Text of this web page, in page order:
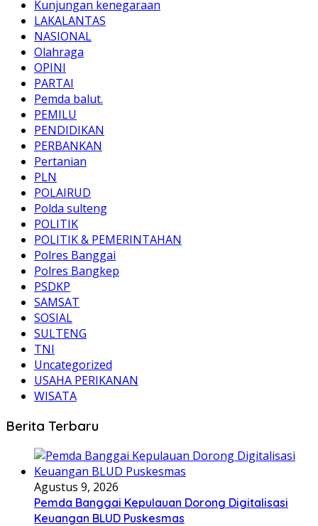
Kunjungan kenegaraan
LAKALANTAS
NASIONAL
Olahraga
OPINI
PARTAI
Pemda balut.
PEMILU
PENDIDIKAN
PERBANKAN
Pertanian
PLN
POLAIRUD
Polda sulteng
POLITIK
POLITIK & PEMERINTAHAN
Polres Banggai
Polres Bangkep
PSDKP
SAMSAT
SOSIAL
SULTENG
TNI
Uncategorized
USAHA PERIKANAN
WISATA
Berita Terbaru
Agustus 9, 2026
Pemda Banggai Kepulauan Dorong Digitalisasi
Keuangan BLUD Puskesmas